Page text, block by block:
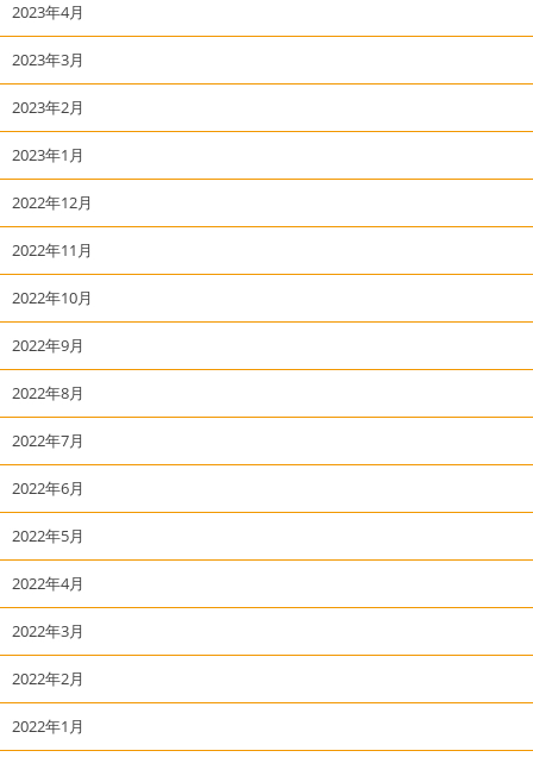
2023年4月
2023年3月
2023年2月
2023年1月
2022年12月
2022年11月
2022年10月
2022年9月
2022年8月
2022年7月
2022年6月
2022年5月
2022年4月
2022年3月
2022年2月
2022年1月